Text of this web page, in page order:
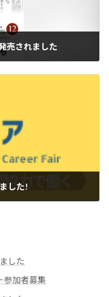
売されました
した!
した
参加者募集